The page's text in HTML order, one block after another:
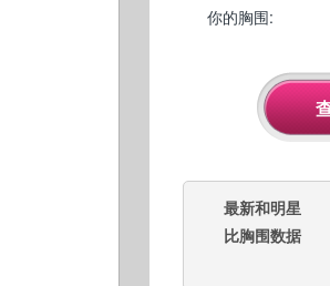
你的胸围:
最新和明星
比胸围数据